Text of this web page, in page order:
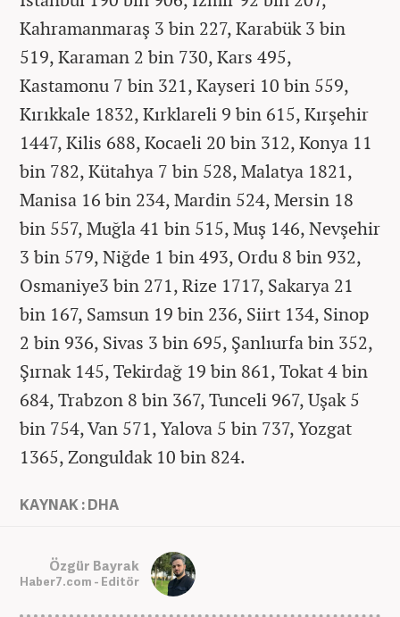
Kahramanmaraş 3 bin 227, Karabük 3 bin
519, Karaman 2 bin 730, Kars 495,
Kastamonu 7 bin 321, Kayseri 10 bin 559,
Kırıkkale 1832, Kırklareli 9 bin 615, Kırşehir
1447, Kilis 688, Kocaeli 20 bin 312, Konya 11
bin 782, Kütahya 7 bin 528, Malatya 1821,
Manisa 16 bin 234, Mardin 524, Mersin 18
bin 557, Muğla 41 bin 515, Muş 146, Nevşehir
3 bin 579, Niğde 1 bin 493, Ordu 8 bin 932,
Osmaniye3 bin 271, Rize 1717, Sakarya 21
bin 167, Samsun 19 bin 236, Siirt 134, Sinop
2 bin 936, Sivas 3 bin 695, Şanlıurfa bin 352,
Şırnak 145, Tekirdağ 19 bin 861, Tokat 4 bin
684, Trabzon 8 bin 367, Tunceli 967, Uşak 5
bin 754, Van 571, Yalova 5 bin 737, Yozgat
1365, Zonguldak 10 bin 824.
KAYNAK : DHA
Özgür Bayrak
Haber7.com - Editör